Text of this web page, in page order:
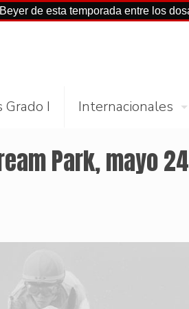
temporada entre los dosañeros
Grado I Internacionales
Park, mayo 24